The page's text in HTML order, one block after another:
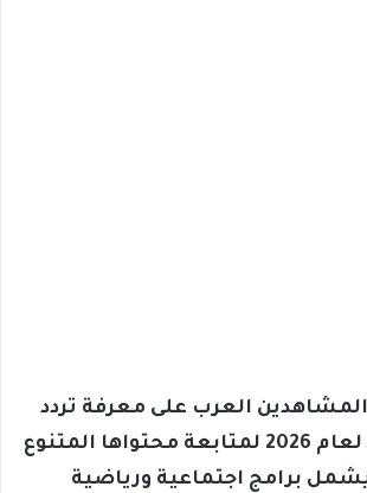
العرب على معرفة تردد
قناة LTC الجديد لعام 2026 لمتابعة محتواها المتنوع
يشمل برامج اجتماعية ورياضية